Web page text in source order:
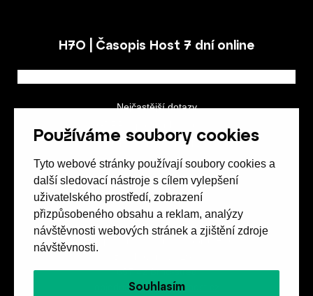
Používáme soubory cookies
Tyto webové stránky používají soubory cookies a
další sledovací nástroje s cílem vylepšení
uživatelského prostředí, zobrazení
přizpůsobeného obsahu a reklam, analýzy
návštěvnosti webových stránek a zjištění zdroje
návštěvnosti.
Souhlasím
H7O | Časopis Host 7 dní online
Nejčastější dotazy
Obchodní podmínky
Spolek přátel vydávání
657 42 Brno-střed
objednavky@casopishost.cz